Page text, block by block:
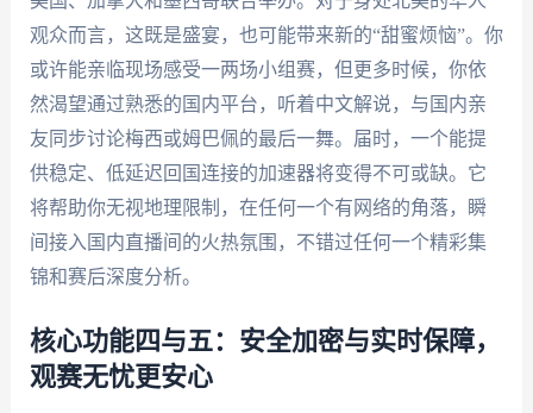
观众而言，这既是盛宴，也可能带来新的“甜蜜烦恼”。你
或许能亲临现场感受一两场小组赛，但更多时候，你依
然渴望通过熟悉的国内平台，听着中文解说，与国内亲
友同步讨论梅西或姆巴佩的最后一舞。届时，一个能提
供稳定、低延迟回国连接的加速器将变得不可或缺。它
将帮助你无视地理限制，在任何一个有网络的角落，瞬
间接入国内直播间的火热氛围，不错过任何一个精彩集
锦和赛后深度分析。
核心功能四与五：安全加密与实时保障，
观赛无忧更安心